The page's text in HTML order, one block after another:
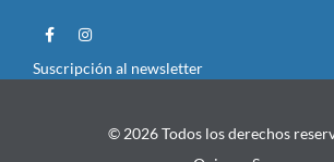
Suscripción al newsletter
© 2026 Todos los derechos